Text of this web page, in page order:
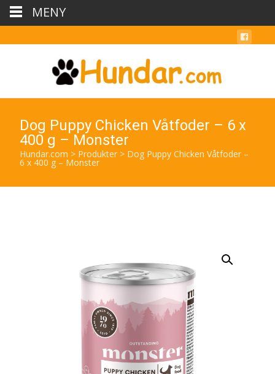
Dog Puppy Chicken Våtfoder – 6 x
400 g – Monster
Hundar.com > Produkter > Dog Puppy Chicken Våtfoder –
6 x 400 g – Monster
MENY